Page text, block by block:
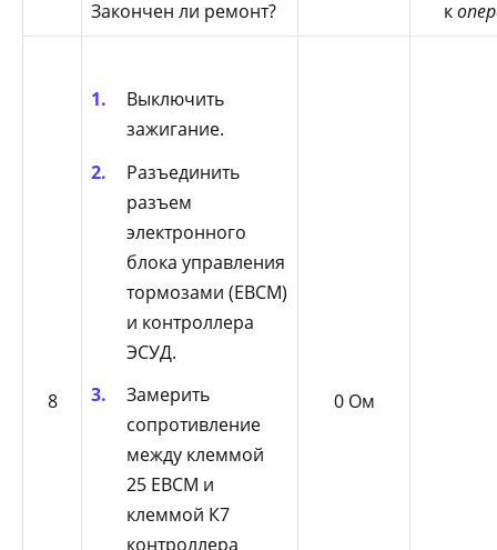
Закончен ли ремонт?
к
8
Выключить
зажигание.
Разъединить
разъем
электронного
блока управления
тормозами (EBCM)
и контроллера
ЭСУД.
Замерить
сопротивление
между клеммой
25 EBCM и
клеммой К7
контроллера
0 Ом